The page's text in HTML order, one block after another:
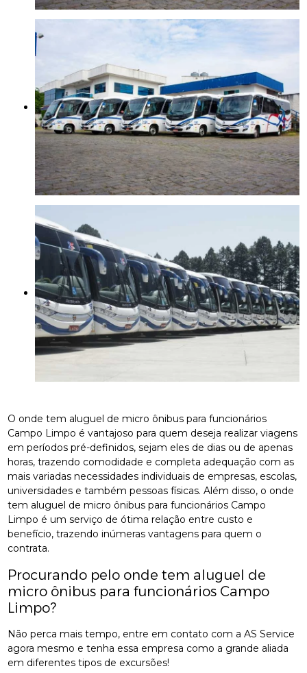
O onde tem aluguel de micro ônibus para funcionários
Campo Limpo é vantajoso para quem deseja realizar viagens
em períodos pré-definidos, sejam eles de dias ou de apenas
horas, trazendo comodidade e completa adequação com as
mais variadas necessidades individuais de empresas, escolas,
universidades e também pessoas físicas. Além disso, o onde
tem aluguel de micro ônibus para funcionários Campo
Limpo é um serviço de ótima relação entre custo e
benefício, trazendo inúmeras vantagens para quem o
contrata.
Procurando pelo onde tem aluguel de
micro ônibus para funcionários Campo
Limpo?
Não perca mais tempo, entre em contato com a AS Service
agora mesmo e tenha essa empresa como a grande aliada
em diferentes tipos de excursões!